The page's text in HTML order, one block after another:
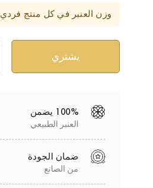
وزن العنبر في كل منتج فردي
100% يضمن
العنبر الطبيعي
ضمان الجودة
من الصانع